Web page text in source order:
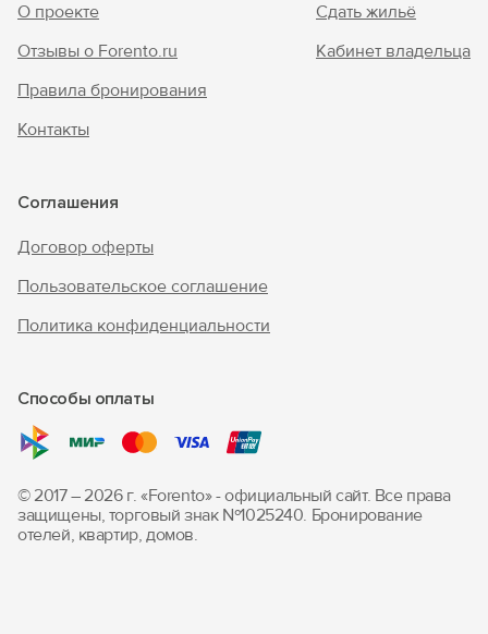
О проекте
Отзывы о Forento.ru
Правила бронирования
Контакты
Сдать жильё
Кабинет владельца
Соглашения
Договор оферты
Пользовательское соглашение
Политика конфиденциальности
Способы оплаты
© 2017 – 2026 г. «Forento» - официальный сайт. Все права
защищены, торговый знак Nº1025240. Бронирование
отелей, квартир, домов.